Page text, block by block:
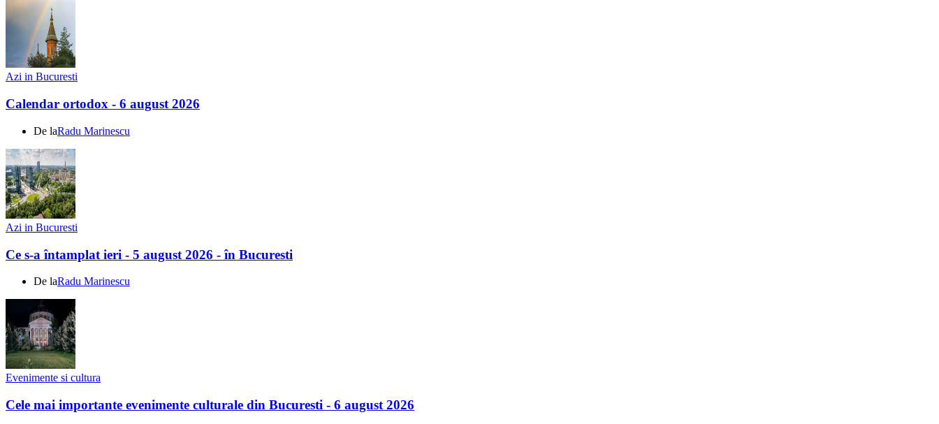
Azi in Bucuresti
Calendar ortodox - 6 august 2026
De laRadu Marinescu
Azi in Bucuresti
Ce s-a întamplat ieri - 5 august 2026 - în Bucuresti
De laRadu Marinescu
Evenimente si cultura
Cele mai importante evenimente culturale din Bucuresti - 6 august 2026